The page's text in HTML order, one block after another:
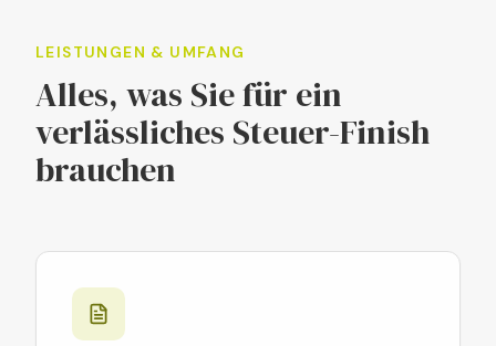
LEISTUNGEN & UMFANG
Alles, was Sie für ein
verlässliches Steuer-Finish
brauchen